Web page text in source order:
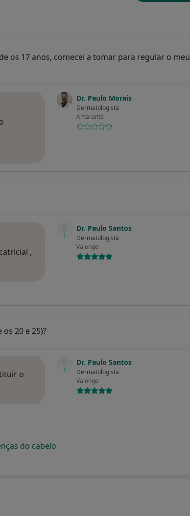
os 17 anos, comecei a tomar para regular o meu
Dr. Paulo Morais
Dermatologista
Amarante
Dr. Paulo Santos
Dermatologista
Valongo
,
20 e 25)?
Dr. Paulo Santos
Dermatologista
Valongo
o
do cabelo